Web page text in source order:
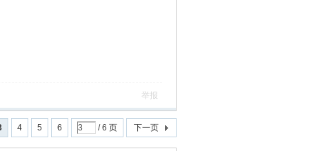
举报
4 5 6 / 6 页 下一页